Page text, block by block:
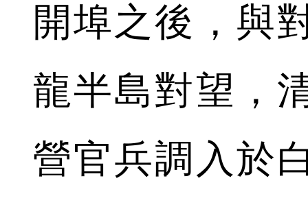
開埠之後，與
龍半島對望，
營官兵調入於